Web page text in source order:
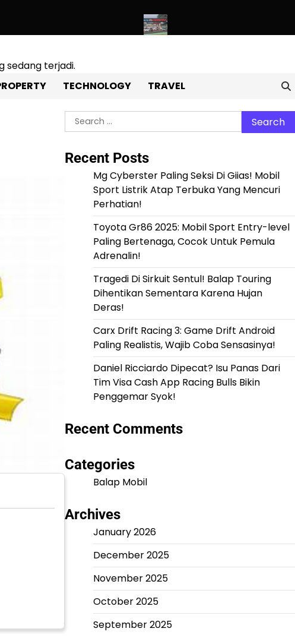
Untuk Pemula Adrenalin!
sedang terjadi.
TECHNOLOGY TRAVEL
Search
for:
Recent Posts
Mg Cyberster Paling Seksi Di Giias! Mobil
Sport Listrik Atap Terbuka Yang Mencuri
Perhatian!
Toyota Gr86 2025: Mobil Sport Entry-level
Paling Bertenaga, Cocok Untuk Pemula
Adrenalin!
Tragedi Di Sirkuit Sentul! Balap Touring
Dihentikan Sementara Karena Hujan
Deras!
Carx Drift Racing 3: Game Drift Android
Paling Realistis, Wajib Coba Sensasinya!
Daniel Ricciardo Dipecat? Isu Panas Dari
Tim Visa Cash App Racing Bulls Bikin
Penggemar Syok!
Recent Comments
Categories
Balap Mobil
Archives
January 2026
December 2025
November 2025
October 2025
September 2025